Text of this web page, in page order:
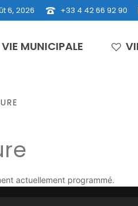
6, 2026 +33 4 42 66 92 90
VIE MUNICIPALE
actuellement programmé.